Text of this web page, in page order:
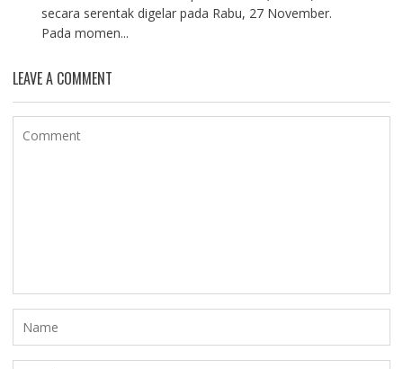
secara serentak digelar pada Rabu, 27 November.
Pada momen...
LEAVE A COMMENT